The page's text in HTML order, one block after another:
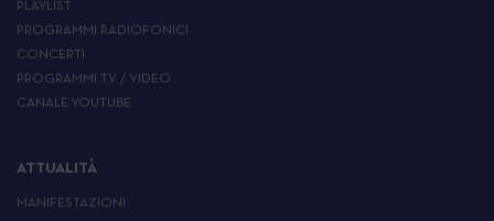
PLAYLIST
PROGRAMMI RADIOFONICI
CONCERTI
PROGRAMMI TV / VIDEO
CANALE YOUTUBE
ATTUALITÀ
MANIFESTAZIONI